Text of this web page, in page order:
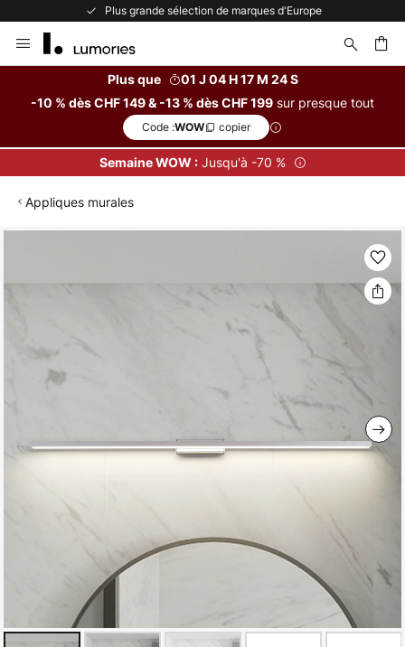
Plus grande sélection de marques d'Europe
Allez
au
Plus que
01 J 04 H 17 M 24 S
-10 % dès CHF 149 & -13 % dès CHF 199 sur presque tout
Code :WOW copier
Semaine WOW :Jusqu'à -70 %
Appliques murales
the
images